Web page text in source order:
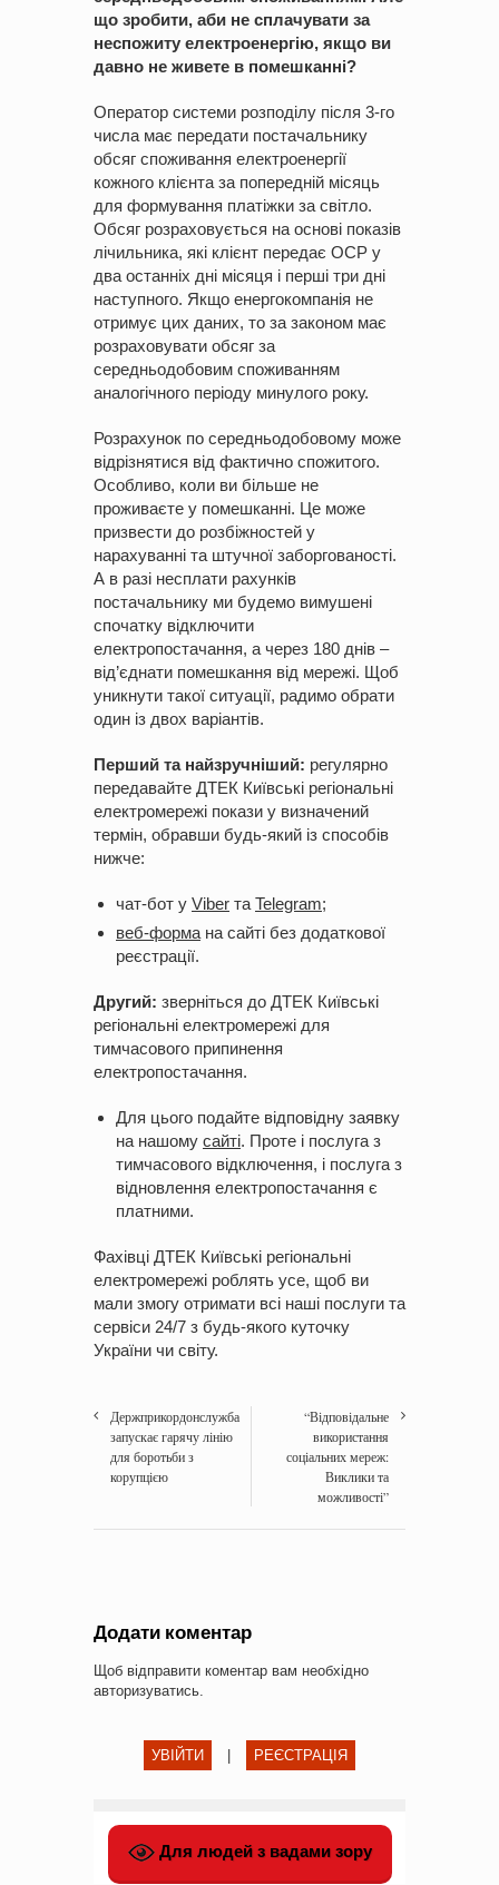
що зробити, аби не сплачувати за
неспожиту електроенергію, якщо ви
давно не живете в помешканні?
Оператор системи розподілу після 3-го
числа має передати постачальнику
обсяг споживання електроенергії
кожного клієнта за попередній місяць
для формування платіжки за світло.
Обсяг розраховується на основі показів
лічильника, які клієнт передає ОСР у
два останніх дні місяця і перші три дні
наступного. Якщо енергокомпанія не
отримує цих даних, то за законом має
розраховувати обсяг за
середньодобовим споживанням
аналогічного періоду минулого року.
Розрахунок по середньодобовому може
відрізнятися від фактично спожитого.
Особливо, коли ви більше не
проживаєте у помешканні. Це може
призвести до розбіжностей у
нарахуванні та штучної заборгованості.
А в разі несплати рахунків
постачальнику ми будемо вимушені
спочатку відключити
електропостачання, а через 180 днів –
від’єднати помешкання від мережі. Щоб
уникнути такої ситуації, радимо обрати
один із двох варіантів.
Перший та найзручніший: регулярно
передавайте ДТЕК Київські регіональні
електромережі покази у визначений
термін, обравши будь-який із способів
нижче:
чат-бот у Viber та Telegram;
веб-форма на сайті без додаткової
реєстрації.
Другий: зверніться до ДТЕК Київські
регіональні електромережі для
тимчасового припинення
електропостачання.
Для цього подайте відповідну заявку
на нашому сайті. Проте і послуга з
тимчасового відключення, і послуга з
відновлення електропостачання є
платними.
Фахівці ДТЕК Київські регіональні
електромережі роблять усе, щоб ви
мали змогу отримати всі наші послуги та
сервіси 24/7 з будь-якого куточку
України чи світу.
Держприкордонслужба
запускає гарячу лінію
для боротьби з
корупцією
“Відповідальне
використання
соціальних мереж:
Виклики та
можливості”
Додати коментар
Щоб відправити коментар вам необхідно
авторизуватись.
УВІЙТИ РЕЄСТРАЦІЯ
Для людей з вадами зору